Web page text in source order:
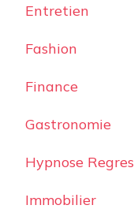
Entretien
Fashion
Finance
Gastronomie
Hypnose
Immobilier